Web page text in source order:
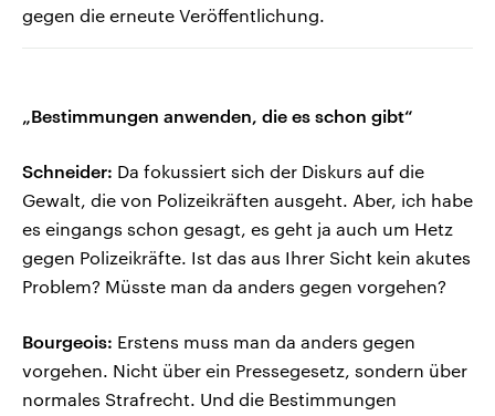
gegen die erneute Veröffentlichung.
„Bestimmungen anwenden, die es schon gibt“
Schneider: Da fokussiert sich der Diskurs auf die
Gewalt, die von Polizeikräften ausgeht. Aber, ich habe
es eingangs schon gesagt, es geht ja auch um Hetz
gegen Polizeikräfte. Ist das aus Ihrer Sicht kein akutes
Problem? Müsste man da anders gegen vorgehen?
Bourgeois: Erstens muss man da anders gegen
vorgehen. Nicht über ein Pressegesetz, sondern über
normales Strafrecht. Und die Bestimmungen